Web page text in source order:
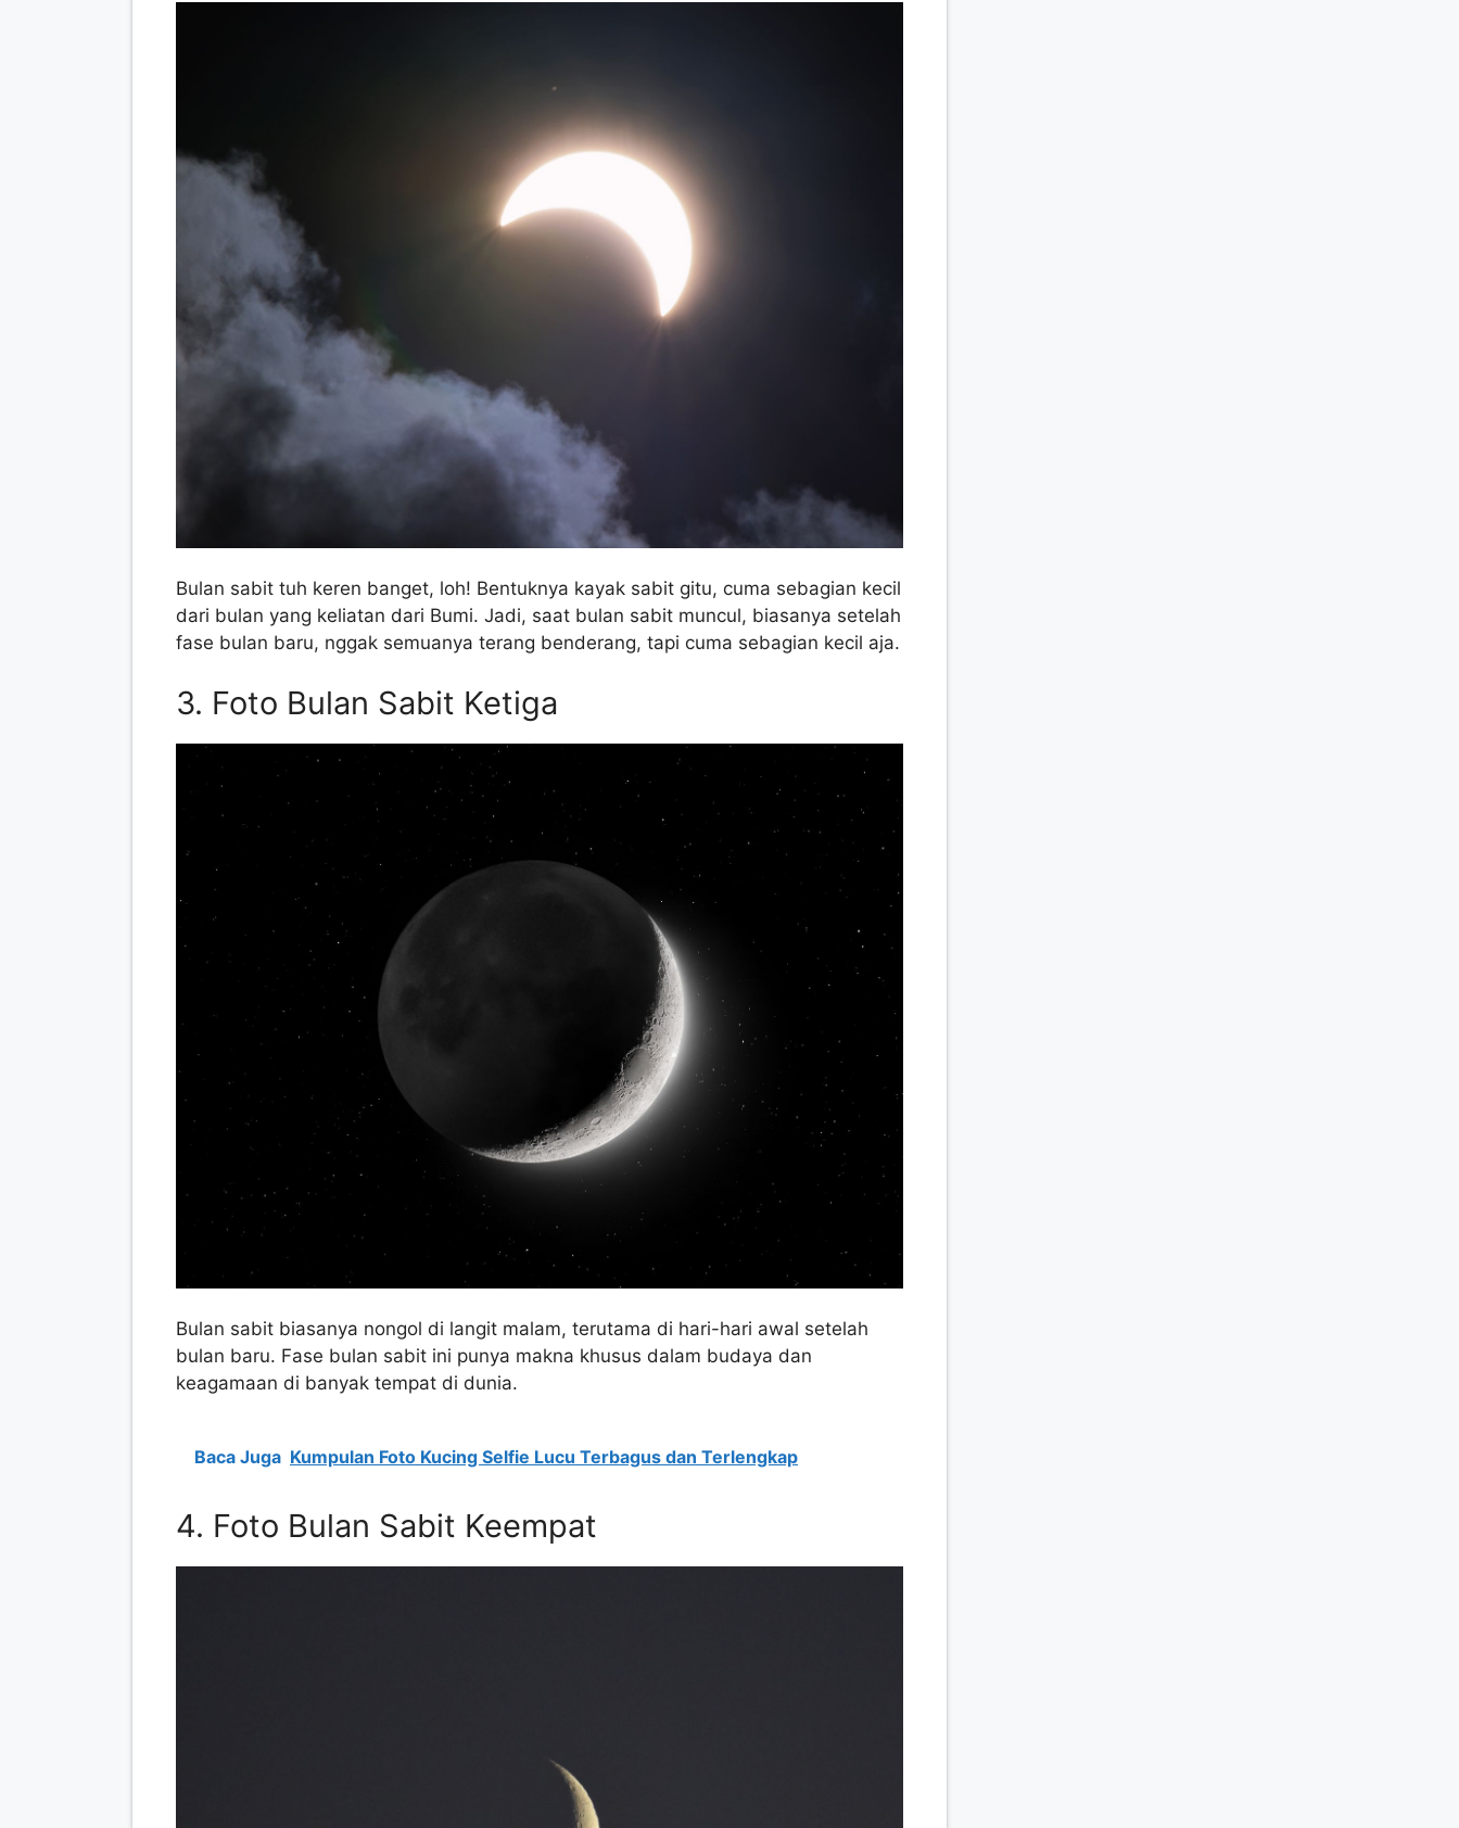
Bulan sabit tuh keren banget, loh! Bentuknya kayak sabit gitu, cuma sebagian kecil
dari bulan yang keliatan dari Bumi. Jadi, saat bulan sabit muncul, biasanya setelah
fase bulan baru, nggak semuanya terang benderang, tapi cuma sebagian kecil aja.
3. Foto Bulan Sabit Ketiga
Bulan sabit biasanya nongol di langit malam, terutama di hari-hari awal setelah
bulan baru. Fase bulan sabit ini punya makna khusus dalam budaya dan
keagamaan di banyak tempat di dunia.
Baca Juga Kumpulan Foto Kucing Selfie Lucu Terbagus dan Terlengkap
4. Foto Bulan Sabit Keempat